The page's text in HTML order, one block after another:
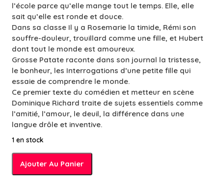
l’école parce qu’elle mange tout le temps. Elle, elle
sait qu’elle est ronde et douce.
Dans sa classe Il y a Rosemarie la timide, Rémi son
souffre-douleur, trouillard comme une fille, et Hubert
dont tout le monde est amoureux.
Grosse Patate raconte dans son journal la tristesse,
le bonheur, les Interrogations d’une petite fille qui
essaie de comprendre le monde.
Ce premier texte du comédien et metteur en scène
Dominique Richard traite de sujets essentiels comme
l’amitié, l’amour, le deuil, la différence dans une
langue drôle et inventive.
1 en stock
quantité
deAjouter Au Panier